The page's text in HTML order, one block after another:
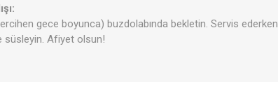
gece boyunca) buzdolabında bekletin. Servis ederken
süsleyin. Afiyet olsun!